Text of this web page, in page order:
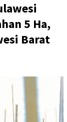
5 Ha,
Barat